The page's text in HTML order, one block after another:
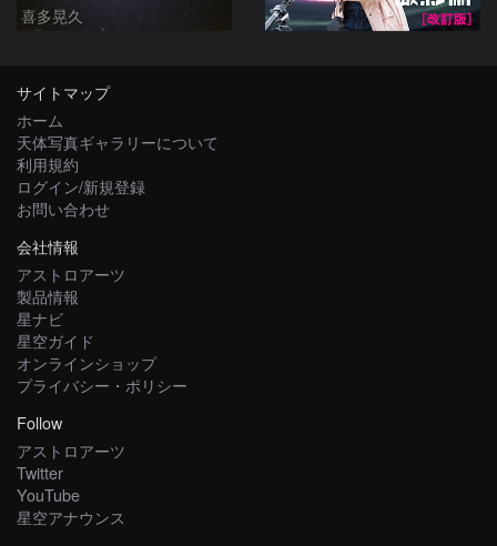
喜多晃久
サイトマップ
ホーム
天体写真ギャラリーについて
利用規約
ログイン/新規登録
お問い合わせ
会社情報
アストロアーツ
製品情報
星ナビ
星空ガイド
オンラインショップ
プライバシー・ポリシー
Follow
アストロアーツ
Twitter
YouTube
星空アナウンス